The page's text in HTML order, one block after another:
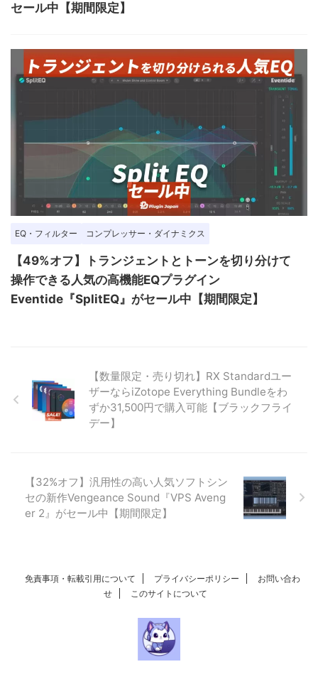
セール中【期間限定】
EQ・フィルター コンプレッサー・ダイナミクス
【49%オフ】トランジェントとトーンを切り分けて
操作できる人気の高機能EQプラグイン
Eventide『SplitEQ』がセール中【期間限定】
【数量限定・売り切れ】RX Standardユー
ザーならiZotope Everything Bundleをわ
ずか31,500円で購入可能【ブラックフライ
デー】
【32%オフ】汎用性の高い人気ソフトシン
セの新作Vengeance Sound『VPS Aveng
er 2』がセール中【期間限定】
免責事項・転載引用について プライバシーポリシー
お問い合わ
せ
このサイトについて